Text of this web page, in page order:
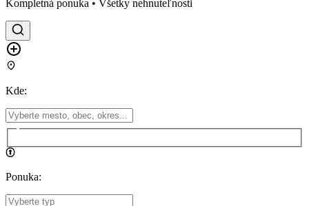
Kompletná ponuka • Všetky nehnuteľnosti
Kde:
Ponuka: